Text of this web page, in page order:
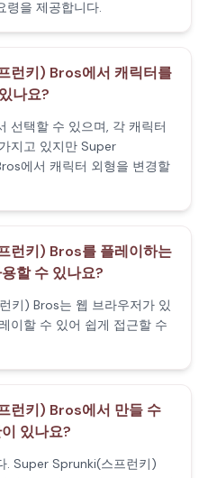
령을 제공합니다.
런키) Bros에서 캐릭터를
나요?
선택할 수 있으며, 각 캐릭터
지고 있지만 Super
에서 캐릭터 외형을 변경할
런키) Bros를 플레이하는
할 수 있나요?
키) Bros는 웹 브라우저가 있
이할 수 있어 쉽게 접근할 수
런키) Bros에서 만들 수
있나요?
. Super Sprunki(스프런키)